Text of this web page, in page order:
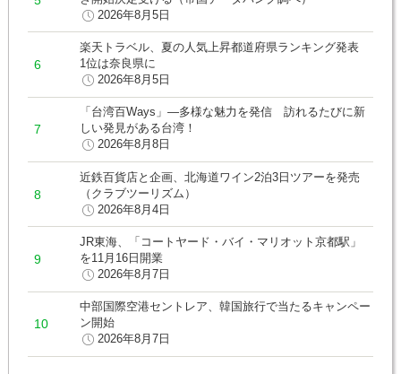
2026年8月5日
楽天トラベル、夏の人気上昇都道府県ランキング発表
1位は奈良県に
2026年8月5日
「台湾百Ways」―多様な魅力を発信 訪れるたびに新
しい発見がある台湾！
2026年8月8日
近鉄百貨店と企画、北海道ワイン2泊3日ツアーを発売
（クラブツーリズム）
2026年8月4日
JR東海、「コートヤード・バイ・マリオット京都駅」
を11月16日開業
2026年8月7日
中部国際空港セントレア、韓国旅行で当たるキャンペー
ン開始
2026年8月7日